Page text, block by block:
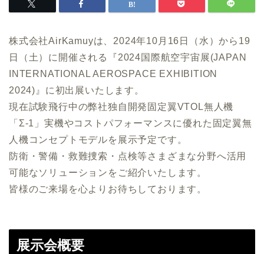
株式会社AirKamuyは、2024年10月16日（水）から19
日（土）に開催される『2024国際航空宇宙展(JAPAN
INTERNATIONAL AEROSPACE EXHIBITION
2024)』に初出展いたします。
現在試験飛行中の弊社独自開発固定翼VTOL無人機
「Σ-1」実機やコストパフォーマンスに優れた固定翼無
人機コンセプトモデルを展示予定です。
防衛・警備・救難捜索・点検等さまざまな分野へ活用
可能なソリューションをご紹介いたします。
皆様のご来場を心よりお待ちしております。
展示会概要